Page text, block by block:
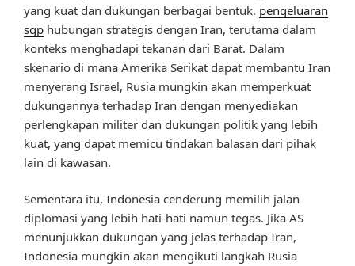
yang kuat dan dukungan berbagai bentuk. pengeluaran
sgp hubungan strategis dengan Iran, terutama dalam
konteks menghadapi tekanan dari Barat. Dalam
skenario di mana Amerika Serikat dapat membantu Iran
menyerang Israel, Rusia mungkin akan memperkuat
dukungannya terhadap Iran dengan menyediakan
perlengkapan militer dan dukungan politik yang lebih
kuat, yang dapat memicu tindakan balasan dari pihak
lain di kawasan.
Sementara itu, Indonesia cenderung memilih jalan
diplomasi yang lebih hati-hati namun tegas. Jika AS
menunjukkan dukungan yang jelas terhadap Iran,
Indonesia mungkin akan mengikuti langkah Rusia